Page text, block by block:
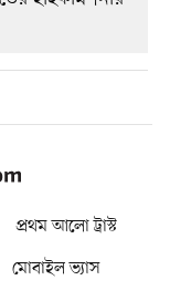
প্রথম আলো ট্রাস্ট
মোবাইল ভ্যাস